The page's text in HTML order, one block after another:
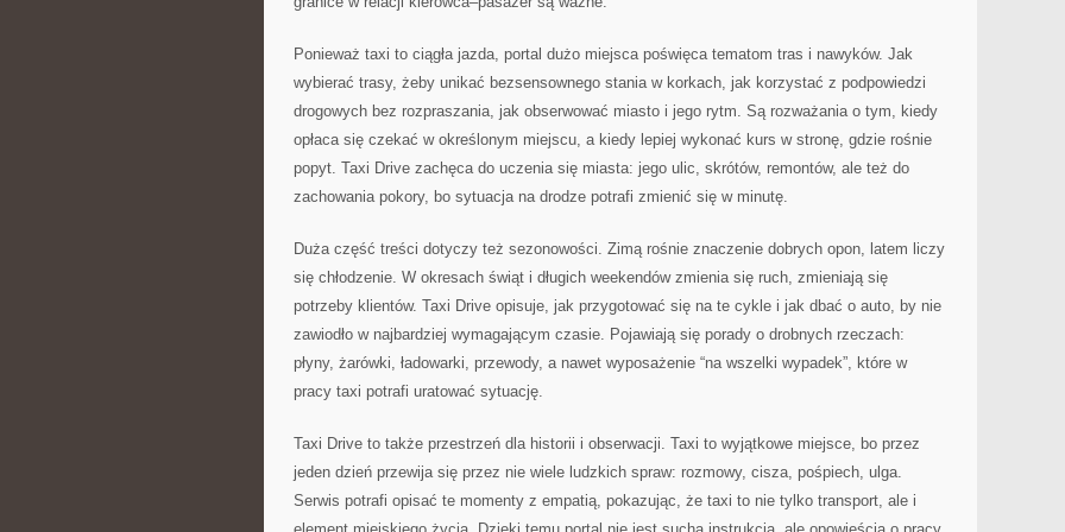
Ponieważ taxi to ciągła jazda, portal dużo miejsca poświęca tematom tras i nawyków. Jak
wybierać trasy, żeby unikać bezsensownego stania w korkach, jak korzystać z podpowiedzi
drogowych bez rozpraszania, jak obserwować miasto i jego rytm. Są rozważania o tym, kiedy
opłaca się czekać w określonym miejscu, a kiedy lepiej wykonać kurs w stronę, gdzie rośnie
popyt. Taxi Drive zachęca do uczenia się miasta: jego ulic, skrótów, remontów, ale też do
zachowania pokory, bo sytuacja na drodze potrafi zmienić się w minutę.
Duża część treści dotyczy też sezonowości. Zimą rośnie znaczenie dobrych opon, latem liczy
się chłodzenie. W okresach świąt i długich weekendów zmienia się ruch, zmieniają się
potrzeby klientów. Taxi Drive opisuje, jak przygotować się na te cykle i jak dbać o auto, by nie
zawiodło w najbardziej wymagającym czasie. Pojawiają się porady o drobnych rzeczach:
płyny, żarówki, ładowarki, przewody, a nawet wyposażenie “na wszelki wypadek”, które w
pracy taxi potrafi uratować sytuację.
Taxi Drive to także przestrzeń dla historii i obserwacji. Taxi to wyjątkowe miejsce, bo przez
jeden dzień przewija się przez nie wiele ludzkich spraw: rozmowy, cisza, pośpiech, ulga.
Serwis potrafi opisać te momenty z empatią, pokazując, że taxi to nie tylko transport, ale i